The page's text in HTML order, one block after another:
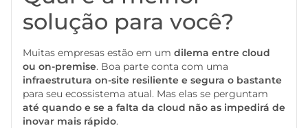
solução para você?
Muitas empresas estão em um dilema entre cloud
ou on-premise. Boa parte conta com uma
infraestrutura on-site resiliente e segura o bastante
para seu ecossistema atual. Mas elas se perguntam
até quando e se a falta da cloud não as impedirá de
inovar mais rápido.